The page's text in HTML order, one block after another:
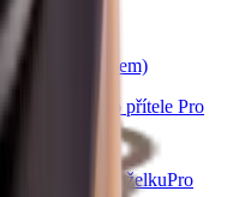
e-mailem)
Pro manžela Pro přítele Pro
Pro manželkuPro